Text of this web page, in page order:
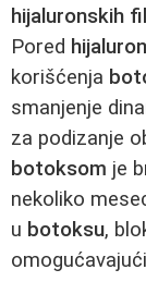
hijaluronskih
Pored
korišćenja
smanjenje
za podizanje
botoksom je
nekoliko
u botoksu,